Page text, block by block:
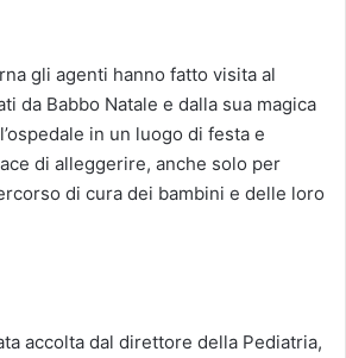
gli agenti hanno fatto visita al
da Babbo Natale e dalla sua magica
in un luogo di festa e
di alleggerire, anche solo per
di cura dei bambini e delle loro
accolta dal direttore della Pediatria,